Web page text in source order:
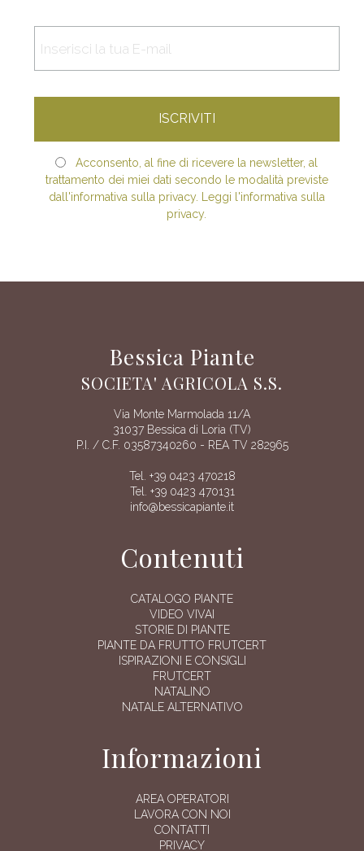
Acconsento, al fine di ricevere la newsletter, al
trattamento dei miei dati secondo le modalità previste
dall'informativa sulla privacy. Leggi l'informativa sulla
privacy.
Bessica Piante
SOCIETA' AGRICOLA S.S.
Via Monte Marmolada 11/A
31037 Bessica di Loria (TV)
P.I. / C.F. 03587340260 - REA TV 282965
Tel. +39 0423 470218
Tel. +39 0423 470131
info@bessicapiante.it
Contenuti
CATALOGO PIANTE
VIDEO VIVAI
STORIE DI PIANTE
PIANTE DA FRUTTO FRUTCERT
ISPIRAZIONI E CONSIGLI
FRUTCERT
NATALINO
NATALE ALTERNATIVO
Informazioni
AREA OPERATORI
LAVORA CON NOI
CONTATTI
PRIVACY